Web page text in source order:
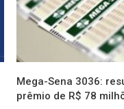
Mega-Sena 3036:
prêmio de R$ 78